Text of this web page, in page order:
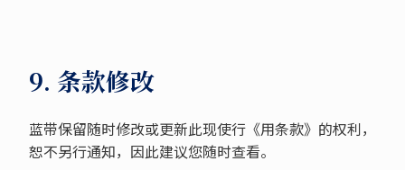
9. 条款修改
蓝带保留随时修改或更新此现使行《用条款》的权利，
恕不另行通知，因此建议您随时查看。